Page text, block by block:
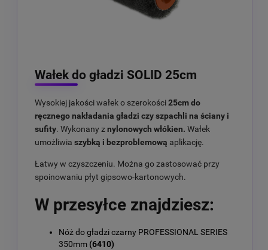
Wałek do gładzi SOLID 25cm
Wysokiej jakości wałek o szerokości25cm do
ręcznego nakładania gładzi czy szpachli na ściany i
sufity. Wykonany znylonowych włókien. Wałek
umożliwiaszybką i bezproblemową aplikację.
Łatwy w czyszczeniu. Można go zastosować przy
spoinowaniu płyt gipsowo-kartonowych.
W przesyłce znajdziesz:
Nóż do gładzi czarny PROFESSIONAL SERIES
350mm (6410)